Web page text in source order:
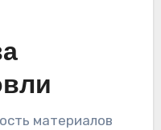
материалов